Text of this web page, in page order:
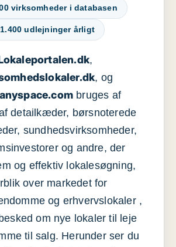
virksomheder i databasen
udlejninger årligt
,
, og
bruges af
detailkæder, børsnoterede
sundhedsvirksomheder,
og andre, der
og effektiv lokalesøgning,
over markedet for
og erhvervslokaler ,
om nye lokaler til leje
til salg. Herunder ser du